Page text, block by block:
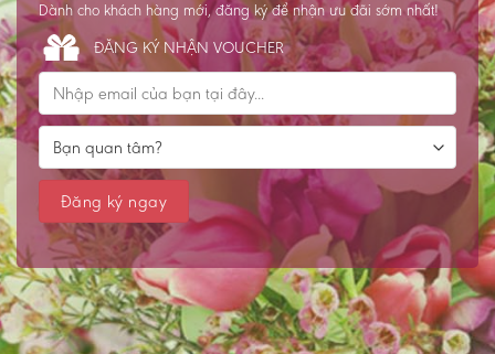
Dành cho khách hàng mới, đăng ký để nhận ưu đãi sớm nhất!
ĐĂNG KÝ NHẬN VOUCHER